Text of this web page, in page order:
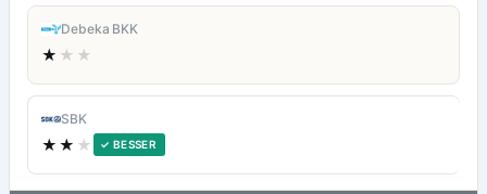
Debeka BKK
★ ★★
SBK
★★ ★ ✓ BESSER